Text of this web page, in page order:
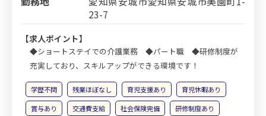
23-7
【求人ポイント】
◆ショートステイでの介護業務 ◆パート職 ◆研修制度が
充実しており、スキルアップができる環境です！
学歴不問 残業ほぼなし 育児支援あり
育児休暇あり
賞与あり
交通費支給 社会保険完備
研修制度あり